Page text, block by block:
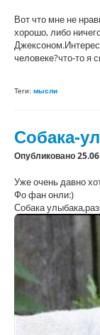
Вот что мне не
хорошо, либо
человеке?что-то я
Теги: мысли
Собака-
Опубликовано
Уже очень давно
Фо фан онли:)
Собака